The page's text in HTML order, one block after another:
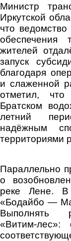
Министр
Иркутской
что
обеспечения
жителей
запуск
благодаря
и слаженной
отметил,
Братском
летний
надёжным
территориями
Параллельно
о
реке Лене.
«Бодайбо —
Выполнять